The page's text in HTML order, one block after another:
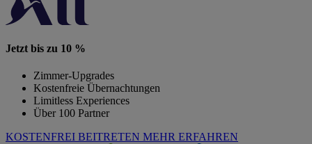
Jetzt bis zu 10 %
Zimmer-Upgrades
Kostenfreie Übernachtungen
Limitless Experiences
Über 100 Partner
KOSTENFREI BEITRETEN MEHR ERFAHREN